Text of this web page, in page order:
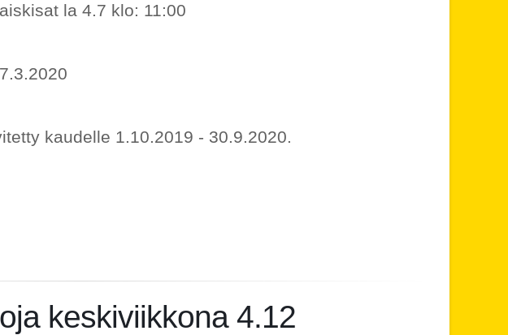
la 4.7 klo: 11:00
kaudelle 1.10.2019 - 30.9.2020.
keskiviikkona 4.12